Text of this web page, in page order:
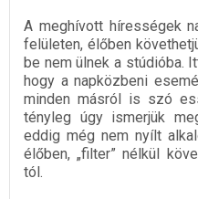
A meghívott hírességek
felületen, élőben
be nem ülnek a stúdióba.
hogy a napközbeni
minden másról is szó
tényleg úgy ismerjük
eddig még nem nyílt
élőben, „filter” nélkül
tól.